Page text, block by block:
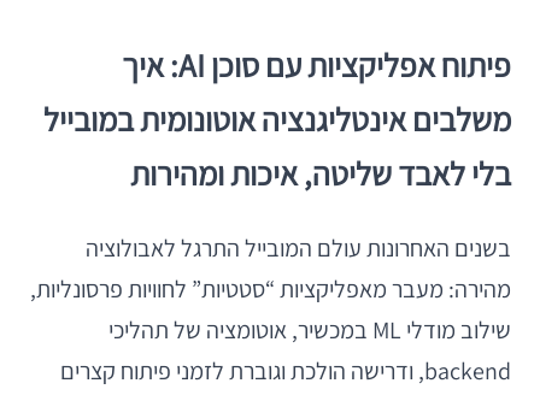
פיתוח אפליקציות עם סוכן AI: איך
משלבים אינטליגנציה אוטונומית במובייל
בלי לאבד שליטה, איכות ומהירות
בשנים האחרונות עולם המובייל התרגל לאבולוציה
מהירה: מעבר מאפליקציות “סטטיות” לחוויות פרסונליות,
שילוב מודלי ML במכשיר, אוטומציה של תהליכי
backend, ודרישה הולכת וגוברת לזמני פיתוח קצרים